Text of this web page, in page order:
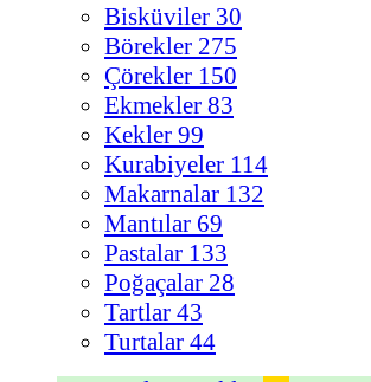
Bisküviler 30
Börekler 275
Çörekler 150
Ekmekler 83
Kekler 99
Kurabiyeler 114
Makarnalar 132
Mantılar 69
Pastalar 133
Poğaçalar 28
Tartlar 43
Turtalar 44